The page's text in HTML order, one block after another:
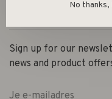
Contact en
Sign up for our
news and product
No